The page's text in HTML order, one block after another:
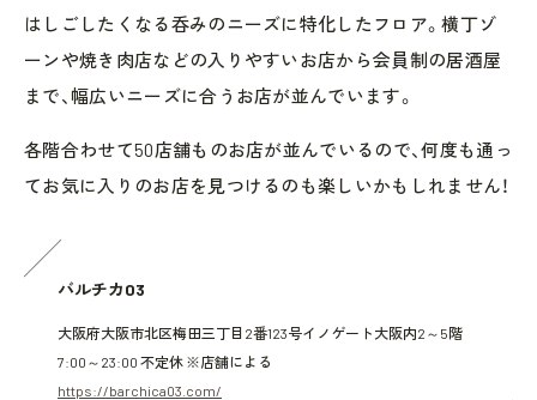
はしごしたくなる呑みのニーズに特化したフロア。横丁ゾ
ーンや焼き肉店などの入りやすいお店から会員制の居酒屋
まで、幅広いニーズに合うお店が並んでいます。
各階合わせて50店舗ものお店が並んでいるので、何度も通っ
てお気に入りのお店を見つけるのも楽しいかもしれません！
バルチカ03
大阪府大阪市北区梅田三丁目2番123号イノゲート大阪内2～5階
7:00～23:00 不定休 ※店舗による
https://barchica03.com/